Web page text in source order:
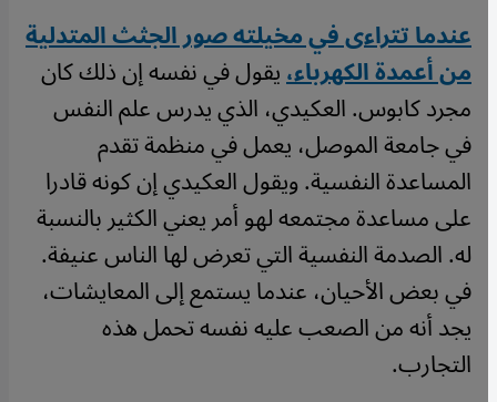
عندما تتراءى في مخيلته صور الجثث المتدلية
من أعمدة الكهرباء،يقول في نفسه إن ذلك كان
مجرد كابوس. العكيدي، الذي يدرس علم النفس
في جامعة الموصل، يعمل في منظمة تقدم
المساعدة النفسية. ويقول العكيدي إن كونه قادرا
على مساعدة مجتمعه لهو أمر يعني الكثير بالنسبة
له. الصدمة النفسية التي تعرض لها الناس عنيفة.
في بعض الأحيان، عندما يستمع إلى المعايشات،
يجد أنه من الصعب عليه نفسه تحمل هذه
التجارب.